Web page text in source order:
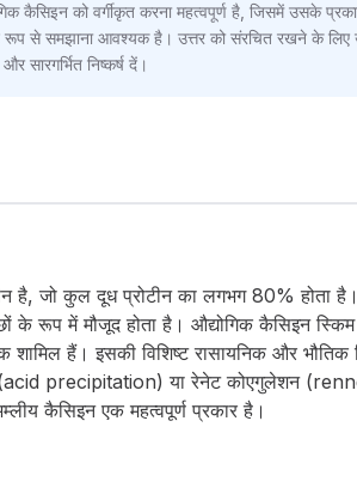
कैसिइन को वर्गीकृत करना महत्वपूर्ण है, जिसमें उसके
रूप से समझाना आवश्यक है। उत्तर को संरचित रखने के लिए
सारगर्भित निष्कर्ष दें।
है, जो कुल दूध प्रोटीन का लगभग 80%
रूप में मौजूद होता है। औद्योगिक कैसिइन स्किम
हैं। इसकी विशिष्ट रासायनिक और भौतिक
(acid precipitation) या रेनेट कोएगुलेशन
कैसिइन एक महत्वपूर्ण प्रकार है।